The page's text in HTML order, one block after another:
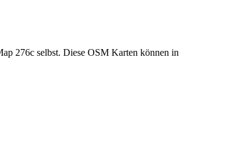
276c selbst. Diese OSM Karten können in